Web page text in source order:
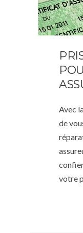
Avec
de
votre